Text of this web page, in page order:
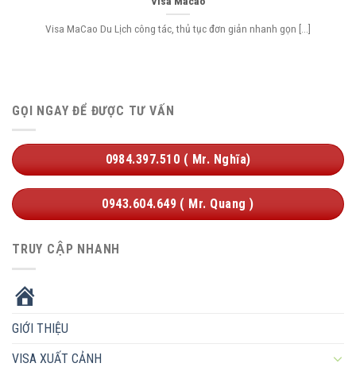
Visa MaCao Du Lịch công tác, thủ tục đơn giản nhanh gọn [...]
GỌI NGAY ĐỂ ĐƯỢC TƯ VẤN
0984.397.510 ( Mr. Nghĩa)
0943.604.649 ( Mr. Quang )
TRUY CẬP NHANH
GIỚI THIỆU
VISA XUẤT CẢNH